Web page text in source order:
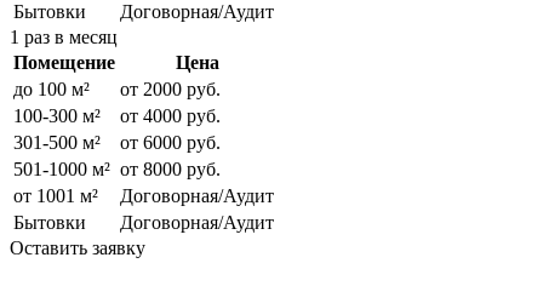
Бытовки
Договорная/Аудит
1 раз в месяц
Помещение
Цена
до 100 м²
от 2000 руб.
100-300 м²
от 4000 руб.
301-500 м²
от 6000 руб.
501-1000 м² от 8000 руб.
от 1001 м²
Договорная/Аудит
Бытовки
Договорная/Аудит
Оставить заявку